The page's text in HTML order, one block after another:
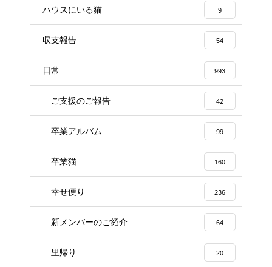
ハウスにいる猫 9
収支報告 54
日常 993
ご支援のご報告 42
卒業アルバム 99
卒業猫 160
幸せ便り 236
新メンバーのご紹介 64
里帰り 20